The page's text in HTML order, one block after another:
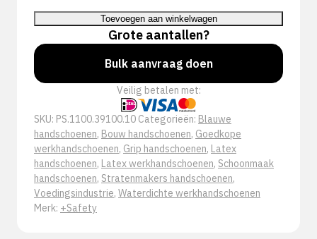
+Safety®
Super
Tech
G-
Water
Toevoegen aan winkelwagen
Grote aantallen?
Bulk aanvraag doen
Veilig betalen met:
SKU: PS.1100.39100.10 Categorieën: Blauwe
handschoenen, Bouw handschoenen, Goedkope
werkhandschoenen, Grip handschoenen, Latex
handschoenen, Latex werkhandschoenen, Schoonmaak
handschoenen, Stratenmakers handschoenen,
Voedingsindustrie, Waterdichte werkhandschoenen
Merk: +Safety